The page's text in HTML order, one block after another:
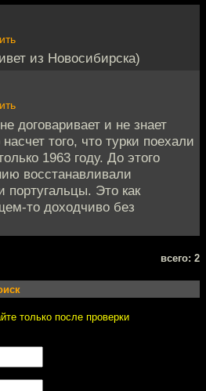
из Новосибирска)
договаривает и не знает
того, что турки поехали
1963 году. До этого
восстанавливали
Это как
то доходчиво без
всего: 2
только после проверки